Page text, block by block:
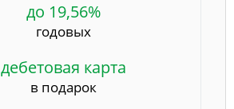
до 19,56%
годовых
дебетовая карта
в подарок